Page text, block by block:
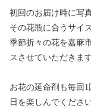
初回のお届け時に写
その花瓶に合うサイ
季節折々の花を嘉麻
スさせていただきます
お花の延命剤も毎回
日を楽しんでください